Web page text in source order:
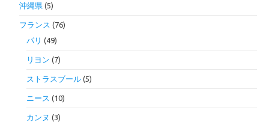
沖縄県 (5)
フランス (76)
パリ (49)
リヨン (7)
ストラスブール (5)
ニース (10)
カンヌ (3)